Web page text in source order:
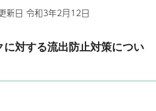
新日 令和3年2月12日
対する流出防止対策につい